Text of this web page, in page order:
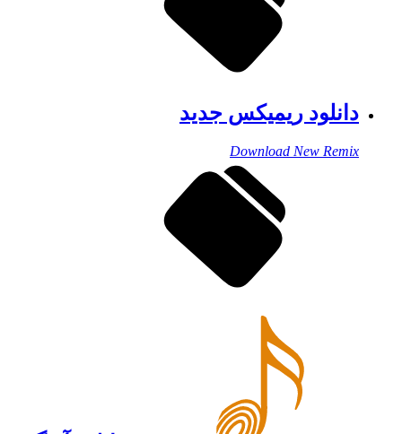
دانلود ریمیکس جدید
Download New Remix